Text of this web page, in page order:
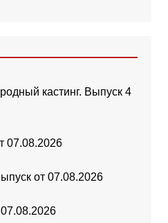
кастинг. Выпуск 4
07.08.2026
от 07.08.2026